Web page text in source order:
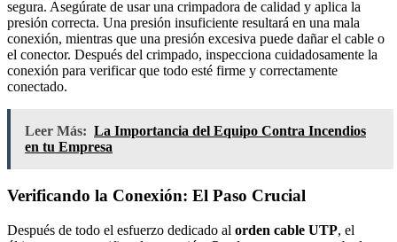
segura. Asegúrate de usar una crimpadora de calidad y aplica la
presión correcta. Una presión insuficiente resultará en una mala
conexión, mientras que una presión excesiva puede dañar el cable o
el conector. Después del crimpado, inspecciona cuidadosamente la
conexión para verificar que todo esté firme y correctamente
conectado.
Leer Más: La Importancia del Equipo Contra Incendios
en tu Empresa
Verificando la Conexión: El Paso Crucial
Después de todo el esfuerzo dedicado al orden cable UTP, el